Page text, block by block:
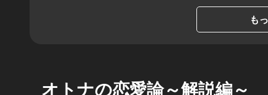
も
オトナの恋愛論～解説編～